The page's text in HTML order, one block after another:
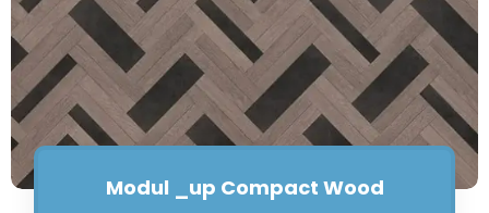
Modul _up Compact Wood